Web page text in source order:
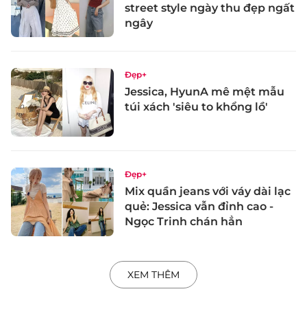
street style ngày thu đẹp ngất
ngây
Đẹp+
Jessica, HyunA mê mệt mẫu
túi xách 'siêu to khổng lồ'
Đẹp+
Mix quần jeans với váy dài lạc
quẻ: Jessica vẫn đỉnh cao -
Ngọc Trinh chán hẳn
XEM THÊM